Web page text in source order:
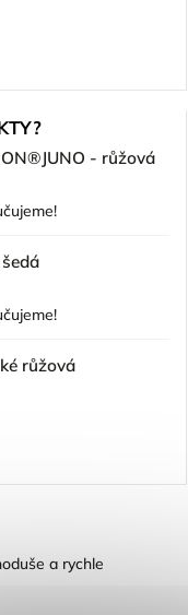
- růžová
růžová
a rychle